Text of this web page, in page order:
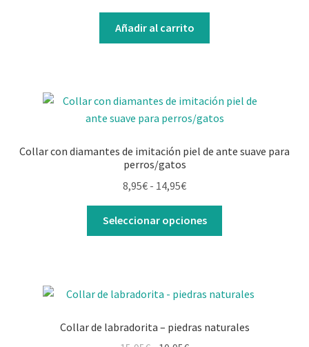
Añadir al carrito
Collar con diamantes de imitación piel de ante suave para
perros/gatos
8,95€ - 14,95€Rango
precios:
desde
14,95€
Seleccionar opciones
Las
se
Collar de labradorita – piedras naturales